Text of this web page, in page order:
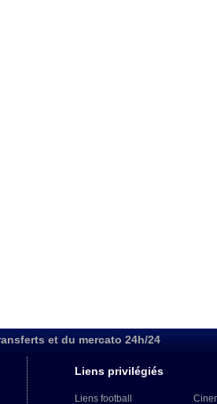
et du mercato 24h/24
Liens privilégiés
Liens football